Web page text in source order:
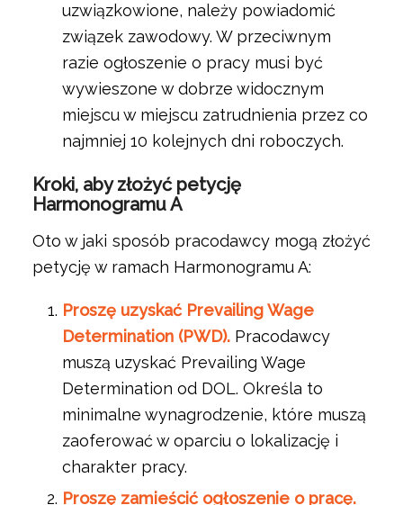
uzwiązkowione, należy powiadomić
związek zawodowy. W przeciwnym
razie ogłoszenie o pracy musi być
wywieszone w dobrze widocznym
miejscu w miejscu zatrudnienia przez co
najmniej 10 kolejnych dni roboczych.
Kroki, aby złożyć petycję
Harmonogramu A
Oto w jaki sposób pracodawcy mogą złożyć
petycję w ramach Harmonogramu A:
Proszę uzyskać Prevailing Wage
Determination (PWD). Pracodawcy
muszą uzyskać Prevailing Wage
Determination od DOL. Określa to
minimalne wynagrodzenie, które muszą
zaoferować w oparciu o lokalizację i
charakter pracy.
Proszę zamieścić ogłoszenie o pracę.